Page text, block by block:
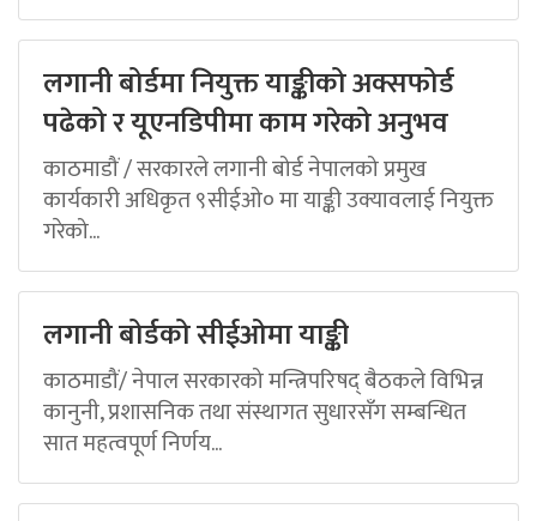
लगानी बोर्डमा नियुक्त याङ्कीको अक्सफोर्ड
पढेको र यूएनडिपीमा काम गरेको अनुभव
काठमाडौं / सरकारले लगानी बोर्ड नेपालको प्रमुख
कार्यकारी अधिकृत ९सीईओ० मा याङ्की उक्यावलाई नियुक्त
गरेको...
लगानी बोर्डको सीईओमा याङ्की
काठमाडौं/ नेपाल सरकारको मन्त्रिपरिषद् बैठकले विभिन्न
कानुनी, प्रशासनिक तथा संस्थागत सुधारसँग सम्बन्धित
सात महत्वपूर्ण निर्णय...